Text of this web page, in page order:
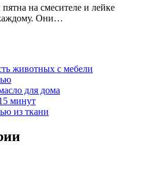
на смесителе и лейке
Они…
животных с мебели
для дома
минут
из ткани